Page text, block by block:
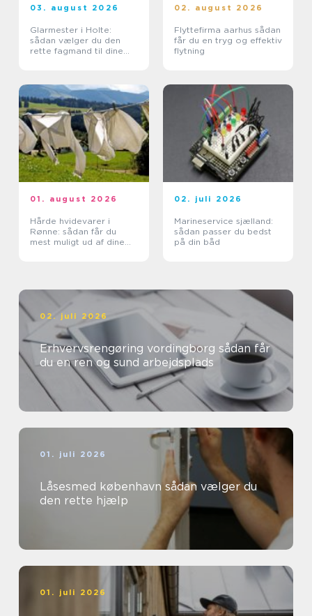
03. august 2026
Glarmester i Holte:
sådan vælger du den
rette fagmand til dine
02. august 2026
Flyttefirma aarhus sådan
får du en tryg og effektiv
flytning
01. august 2026
Hårde hvidevarer i
Rønne: sådan får du
mest muligt ud af dine
02. juli 2026
Marineservice sjælland:
sådan passer du bedst
på din båd
02. juli 2026
Erhvervsrengøring vordingborg sådan får
du en ren og sund arbejdsplads
01. juli 2026
Låsesmed københavn sådan vælger du
den rette hjælp
01. juli 2026